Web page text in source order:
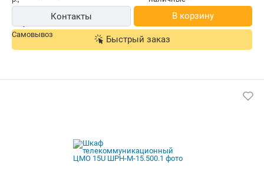
Контакты В корзину
Быстрый заказ